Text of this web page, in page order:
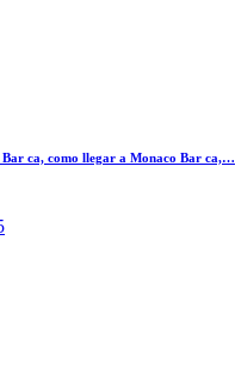
Bar ca, como llegar a Monaco Bar ca,…